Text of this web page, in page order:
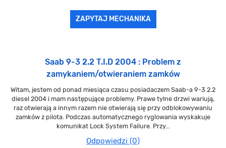
ZAPYTAJ MECHANIKA
Saab 9-3 2.2 T.I.D 2004 : Problem z
zamykaniem/otwieraniem zamków
Witam, jestem od ponad miesiąca czasu posiadaczem Saab-a 9-3 2.2
diesel 2004 i mam następujące problemy. Prawe tylne drzwi wariują,
raz otwierają a innym razem nie otwierają się przy odblokowywaniu
zamków z pilota. Podczas automatycznego ryglowania wyskakuje
komunikat Lock System Failure. Przy...
Odpowiedzi (0)